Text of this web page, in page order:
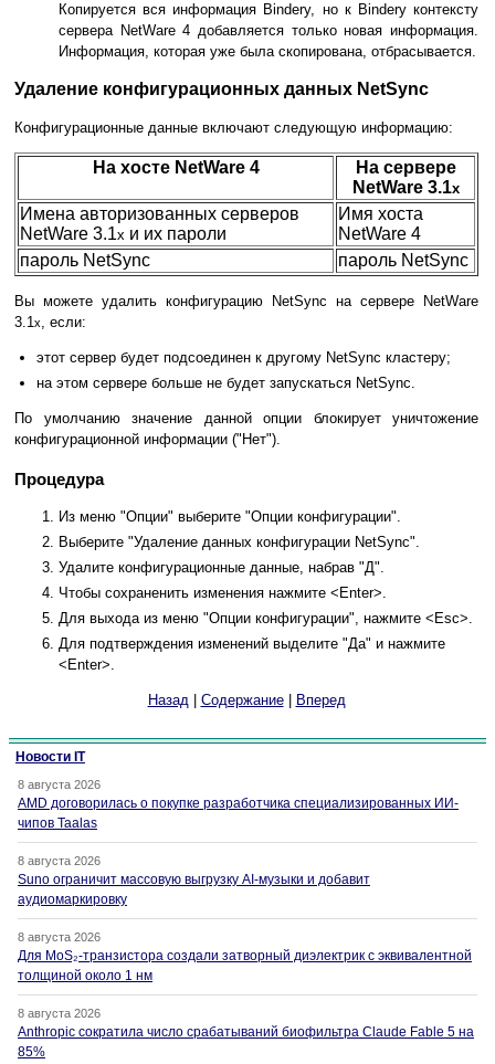
Копируется вся информация Bindery, но к Bindery контексту
сервера NetWare 4 добавляется только новая информация.
Информация, которая уже была скопирована, отбрасывается.
Удаление конфигурационных данных NetSync
Конфигурационные данные включают следующую информацию:
На хосте NetWare 4
На сервере
NetWare 3.1x
Имена авторизованных серверов
NetWare 3.1x и их пароли
Имя хоста
NetWare 4
пароль NetSync
пароль NetSync
Вы можете удалить конфигурацию NetSync на сервере NetWare
3.1x, если:
этот сервер будет подсоединен к другому NetSync кластеру;
на этом сервере больше не будет запускаться NetSync.
По умолчанию значение данной опции блокирует уничтожение
конфигурационной информации ("Нет").
Процедура
Из меню "Опции" выберите "Опции конфигурации".
Выберите "Удаление данных конфигурации NetSync".
Удалите конфигурационные данные, набрав "Д".
Чтобы сохраненить изменения нажмите <Enter>.
Для выхода из меню "Опции конфигурации", нажмите <Esc>.
Для подтверждения изменений выделите "Да" и нажмите
<Enter>.
Назад| Содержание| Вперед
Новости IT
8 августа 2026
AMD договорилась о покупке разработчика специализированных ИИ-
чипов Taalas
8 августа 2026
Suno ограничит массовую выгрузку AI-музыки и добавит
аудиомаркировку
8 августа 2026
Для MoS₂-транзистора создали затворный диэлектрик с эквивалентной
толщиной около 1 нм
8 августа 2026
Anthropic сократила число срабатываний биофильтра Claude Fable 5 на
85%